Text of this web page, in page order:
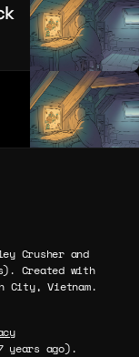
Crusher and
Created with
City, Vietnam.
years ago).